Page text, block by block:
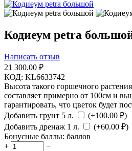
Кодиеум petra
Написать отзыв
21 300.00 ₽
КОД: KL6633742
Высота такого горшечного
составляет примерно от 100см и
гарантировать, что цветок будет
Добавить грунт 5 л.
(+100.00 ₽)
Добавить дренаж 1 л.
(+60.00 ₽)
Бонусные баллы: баллов
+
−